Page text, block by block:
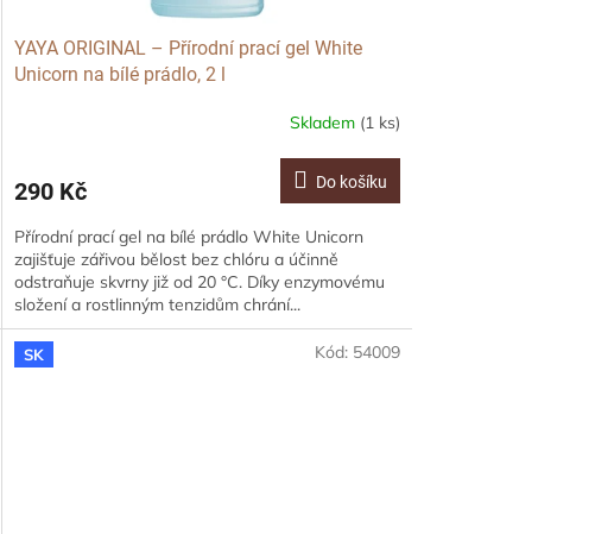
YAYA ORIGINAL – Přírodní prací gel White
Unicorn na bílé prádlo, 2 l
Skladem (1 ks)
290 Kč Do košíku
Přírodní prací gel na bílé prádlo White Unicorn
zajišťuje zářivou bělost bez chlóru a účinně
odstraňuje skvrny již od 20 °C. Díky enzymovému
složení a rostlinným tenzidům chrání...
SK Kód: 54009